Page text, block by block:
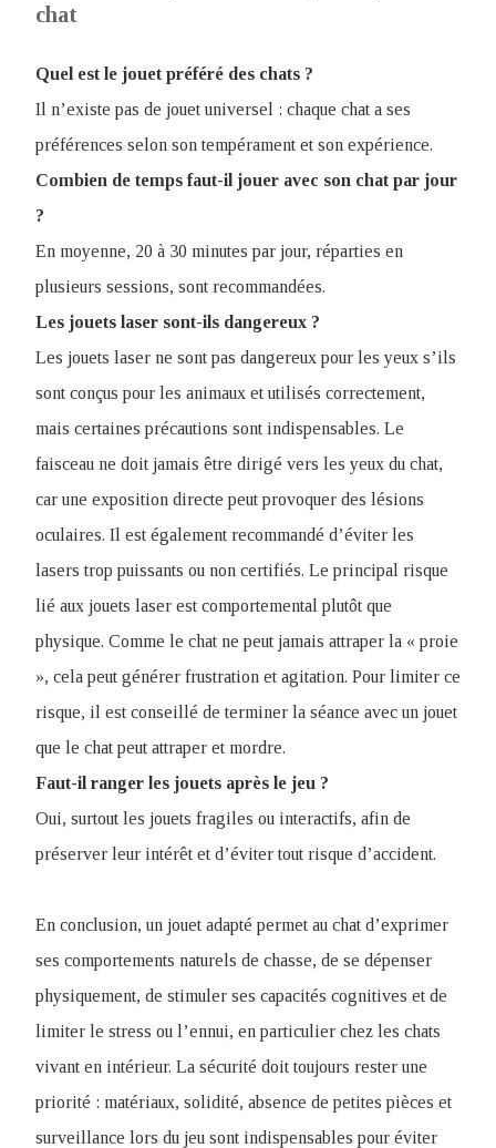
chat
Quel est le jouet préféré des chats ?
Il n’existe pas de jouet universel : chaque chat a ses
préférences selon son tempérament et son expérience.
Combien de temps faut-il jouer avec son chat par jour
?
En moyenne, 20 à 30 minutes par jour, réparties en
plusieurs sessions, sont recommandées.
Les jouets laser sont-ils dangereux ?
Les jouets laser ne sont pas dangereux pour les yeux s’ils
sont conçus pour les animaux et utilisés correctement,
mais certaines précautions sont indispensables. Le
faisceau ne doit jamais être dirigé vers les yeux du chat,
car une exposition directe peut provoquer des lésions
oculaires. Il est également recommandé d’éviter les
lasers trop puissants ou non certifiés. Le principal risque
lié aux jouets laser est comportemental plutôt que
physique. Comme le chat ne peut jamais attraper la « proie
», cela peut générer frustration et agitation. Pour limiter ce
risque, il est conseillé de terminer la séance avec un jouet
que le chat peut attraper et mordre.
Faut-il ranger les jouets après le jeu ?
Oui, surtout les jouets fragiles ou interactifs, afin de
préserver leur intérêt et d’éviter tout risque d’accident.
En conclusion, un jouet adapté permet au chat d’exprimer
ses comportements naturels de chasse, de se dépenser
physiquement, de stimuler ses capacités cognitives et de
limiter le stress ou l’ennui, en particulier chez les chats
vivant en intérieur. La sécurité doit toujours rester une
priorité : matériaux, solidité, absence de petites pièces et
surveillance lors du jeu sont indispensables pour éviter